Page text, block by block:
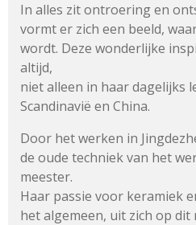
In alles zit ontroering en
vormt er zich een beeld,
wordt. Deze wonderlijke
altijd,
niet alleen in haar dagelijks
Scandinavië en China.
Door het werken in
de oude techniek van het
meester.
Haar passie voor keramiek
het algemeen, uit zich op dit